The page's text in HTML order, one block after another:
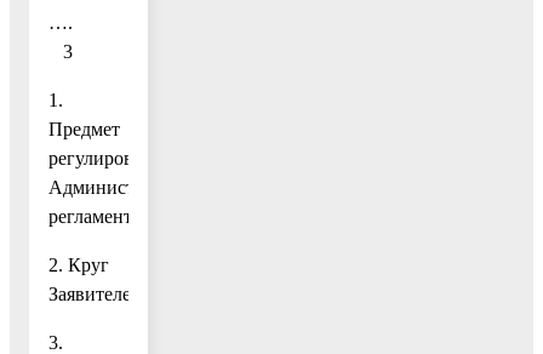
….
3
1.
Предмет
регулирования
Административного
регламента
2. Круг
Заявителей
3.